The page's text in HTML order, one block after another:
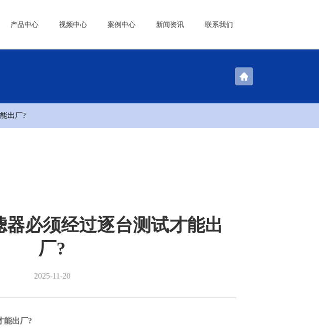
产品中心 视频中心 案例中心 新闻资讯 联系我们
出厂?
器必须经过逐台测试才能出
厂?
2025-11-20
能出厂?